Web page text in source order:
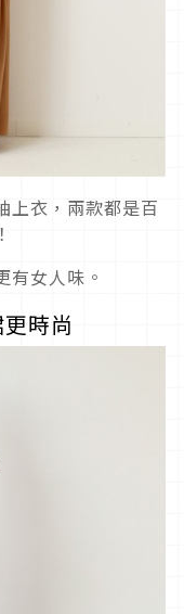
上衣，兩款都是百
有女人味。
時尚